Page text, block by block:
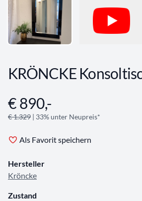
KRÖNCKE
Angebotsinformationen
€ 890,-
€ 1.329 | 33% unter Neupreis*
Als Favorit speichern
Hersteller
Kröncke
Zustand